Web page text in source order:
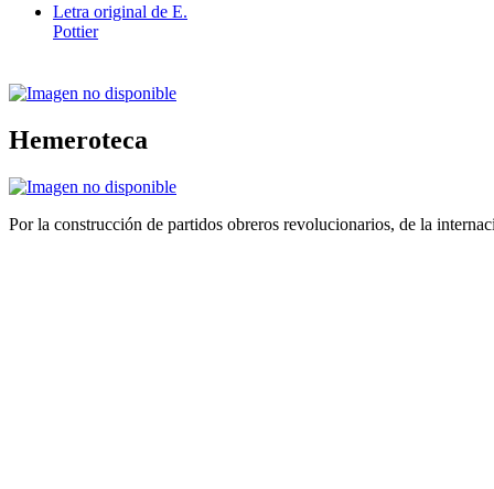
Letra original de E.
Pottier
Hemeroteca
Por la construcción de partidos obreros revolucionarios, de la